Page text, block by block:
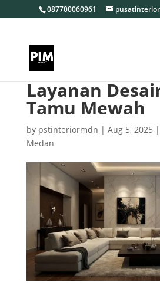
087700060961
Layanan
Tamu Mewah
by pstinteriormdn | Aug 5, 2025 |
Medan